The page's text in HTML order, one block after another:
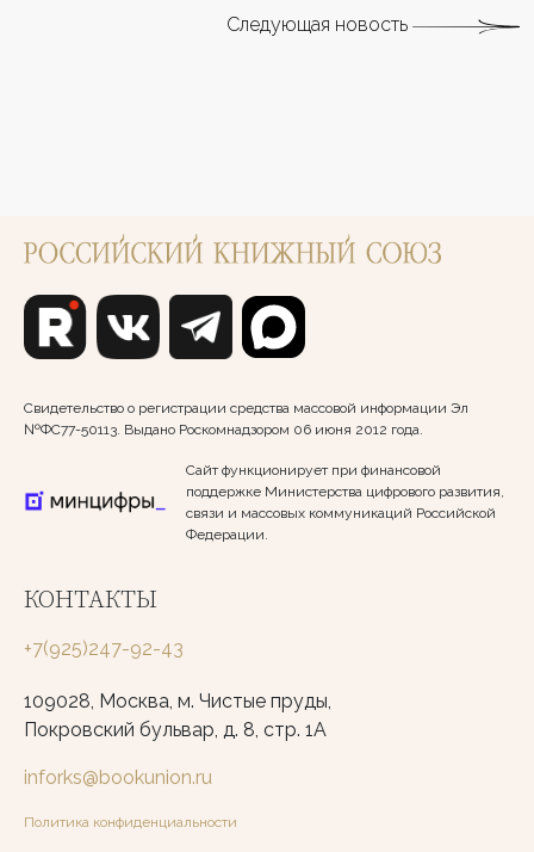
Следующая новость
Свидетельство о регистрации средства массовой информации Эл
№ФС77-50113. Выдано Роскомнадзором 06 июня 2012 года.
Сайт функционирует при финансовой
поддержке Министерства цифрового развития,
связи и массовых коммуникаций Российской
Федерации.
КОНТАКТЫ
+7(925)247-92-43
109028, Москва, м. Чистые пруды,
Покровский бульвар, д. 8, стр. 1А
inforks@bookunion.ru
Политика конфиденциальности